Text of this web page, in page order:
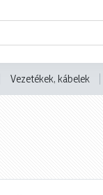
Vezetékek, kábelek